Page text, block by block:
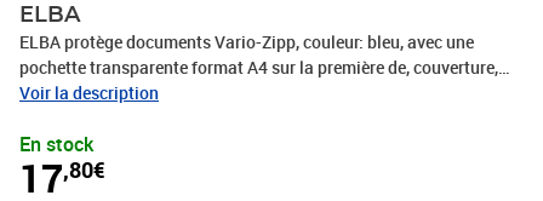
ELBA
ELBA protège documents Vario-Zipp, couleur: bleu, avec une
pochette transparente format A4 sur la première de, couverture,
élargissable jusqu'à max. 40 pochettes, 20 pochettes en PP à la
Voir la description
En stock
17,80€